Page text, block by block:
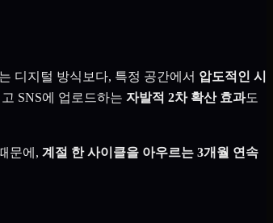
디지털 방식보다, 특정 공간에서 압도적인 시
SNS에 업로드하는 자발적 2차 확산 효과도
문에, 계절 한 사이클을 아우르는 3개월 연속